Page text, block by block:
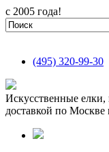
с 2005 года!
(495) 320-99-30
Искусственные
доставкой по